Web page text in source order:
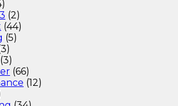
(2)
(44)
(5)
(3)
(66)
(12)